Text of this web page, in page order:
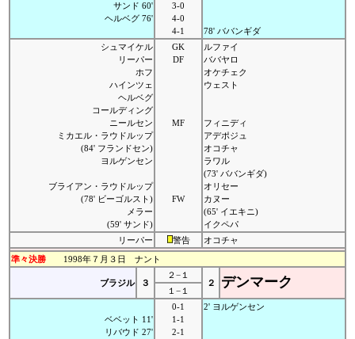
サンド 60'
ヘルベグ 76'
3-0
4-0
4-1
78' ババンギダ
シュマイケル
リーパー
ホフ
ハインツェ
ヘルベグ
コールディング
ニールセン
ミカエル・ラウドルップ
(84' フランドセン)
ヨルゲンセン
ブライアン・ラウドルップ
(78' ビーゴルスト)
メラー
(59' サンド)
GK
DF
MF
FW
ルファイ
ババヤロ
オケチェク
ウェスト
フィニディ
アデポジュ
オコチャ
ラワル
(73' ババンギダ)
オリセー
カヌー
(65' イエキニ)
イクペパ
リーパー
警告
オコチャ
準々決勝 1998年７月３日 ナント
ブラジル ３
２−１
２
デンマーク
１−１
ベベット 11'
リバウド 27'
0-1
1-1
2-1
2' ヨルゲンセン